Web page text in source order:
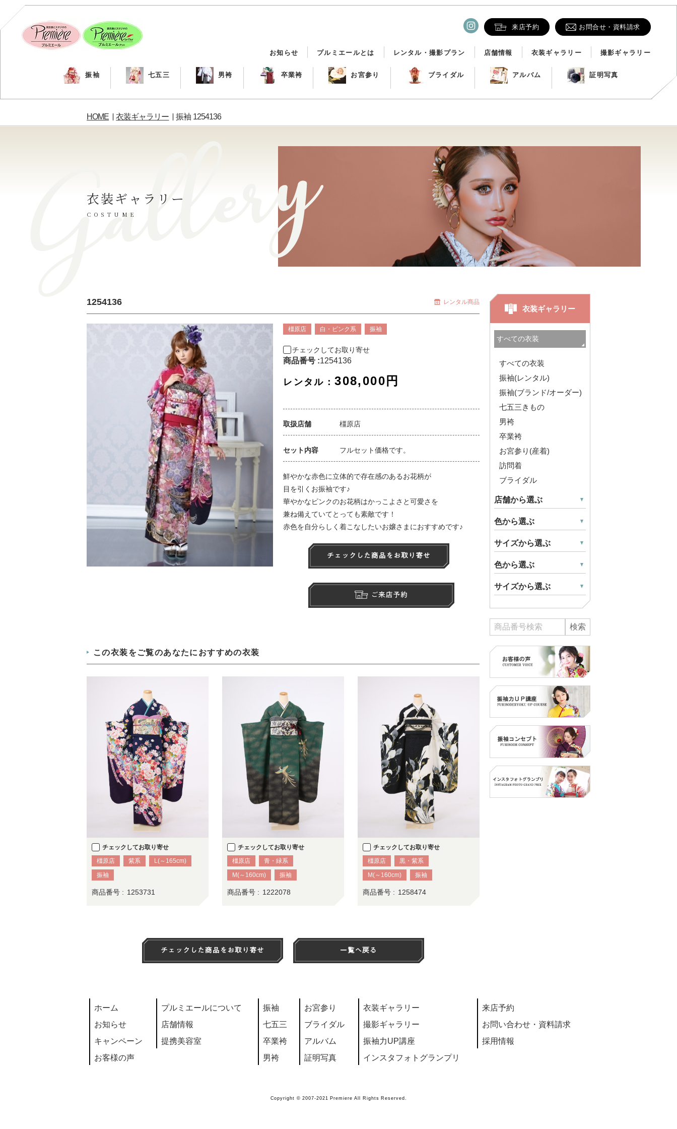
来店予約 お問合せ・資料請求
お知らせ プルミエールとは レンタル・撮影プラン 店舗情報 衣装ギャラリー 撮影ギャラリー
振袖 七五三 男袴 卒業袴 お宮参り ブライダル アルバム 証明写真
HOME 衣装ギャラリー 振袖 1254136
衣装ギャラリー
COSTUME
1254136 レンタル商品
橿原店 白・ピンク系 振袖
チェックしてお取り寄せ
商品番号 :1254136
レンタル：308,000円
取扱店舗 橿原店
セット内容 フルセット価格です。
鮮やかな赤色に立体的で存在感のあるお花柄が
目を引くお振袖です♪
華やかなピンクのお花柄はかっこよさと可愛さを
兼ね備えていてとっても素敵です！
赤色を自分らしく着こなしたいお嬢さまにおすすめです♪
この衣装をご覧のあなたにおすすめの衣装
チェックしてお取り寄せ
橿原店
紫系
L(～165cm)
振袖
商品番号 : 1253731
チェックしてお取り寄せ
橿原店
青・緑系
M(～160cm)
振袖
商品番号 : 1222078
チェックしてお取り寄せ
橿原店
黒・紫系
M(～160cm)
振袖
商品番号 : 1258474
衣装ギャラリー
すべての衣装
振袖(レンタル)
振袖(ブランド/オーダー)
七五三きもの
男袴
卒業袴
お宮参り(産着)
訪問着
ブライダル
店舗から選ぶ
色から選ぶ
サイズから選ぶ
色から選ぶ
サイズから選ぶ
ホーム
お知らせ
キャンペーン
お客様の声
プルミエールについて
店舗情報
提携美容室
振袖
七五三
卒業袴
男袴
お宮参り
ブライダル
アルバム
証明写真
衣装ギャラリー
撮影ギャラリー
振袖力UP講座
インスタフォトグランプリ
来店予約
お問い合わせ・資料請求
採用情報
Copyright © 2007-2021 Premiere All Rights Reserved.